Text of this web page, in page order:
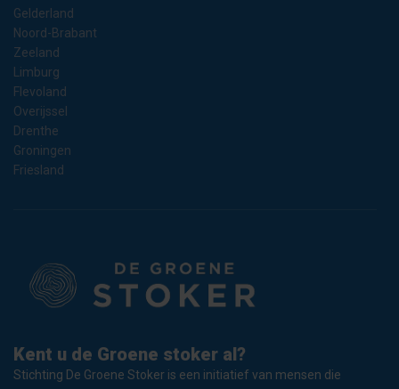
Gelderland
Noord-Brabant
Zeeland
Limburg
Flevoland
Overijssel
Drenthe
Groningen
Friesland
Kent u de Groene stoker al?
Stichting De Groene Stoker is een initiatief van mensen die